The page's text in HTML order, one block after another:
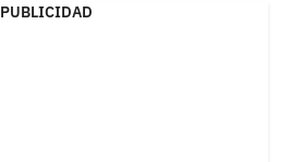
PUBLICIDAD